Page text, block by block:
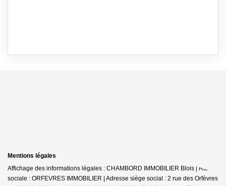
Mentions légales
Affichage des informations légales : CHAMBORD IMMOBILIER Blois | Raison
sociale : ORFEVRES IMMOBILIER | Adresse siège social : 2 rue des Orfèvres